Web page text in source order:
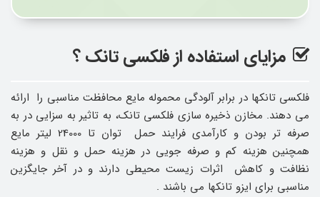
مزایای استفاده از فلکسی تانک ؟
فلکسی تانکها در برابر آلودگی محموله مایع محافظت مناسبی را ارائه
می دهند. مخازن ذخیره سازی فلکسی تانک، به تاثیر به سزایی در به
صرفه تر بودن و کارآمدی فرایند حمل توان تا 24000 لیتر مایع
همچنین هزینه کم و صرفه جویی در هزینه حمل و نقل و هزینه
نظافت و کاهش اثرات زیست محیطی دارند و در آخر جایگزین
مناسبی برای ایزو تانکها می باشند .